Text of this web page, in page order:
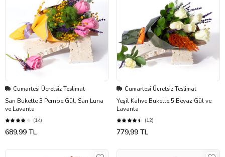
Cumartesi Ücretsiz Teslimat
Sarı Bukette 3 Pembe Gül, Sarı Luna
ve Lavanta
(14)
689,99 TL
Cumartesi Ücretsiz Teslimat
Yeşil Kahve Bukette 5 Beyaz Gül ve
Lavanta
(12)
779,99 TL